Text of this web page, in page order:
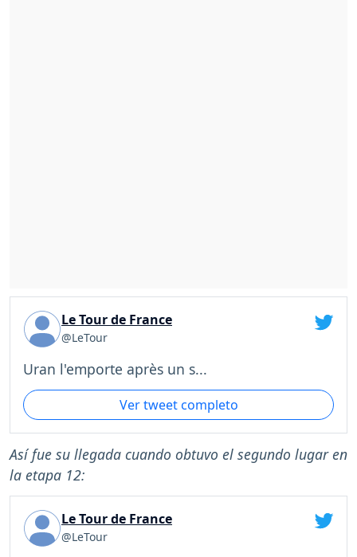
Le Tour de France
@LeTour
Uran l'emporte après un s...
Ver tweet completo
Así fue su llegada cuando obtuvo el segundo lugar en
la etapa 12:
Le Tour de France
@LeTour